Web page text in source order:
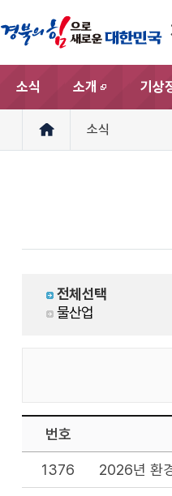
소식
소개
새창
기상
소식
전체선택
물산업
번호
1376 2026년 환